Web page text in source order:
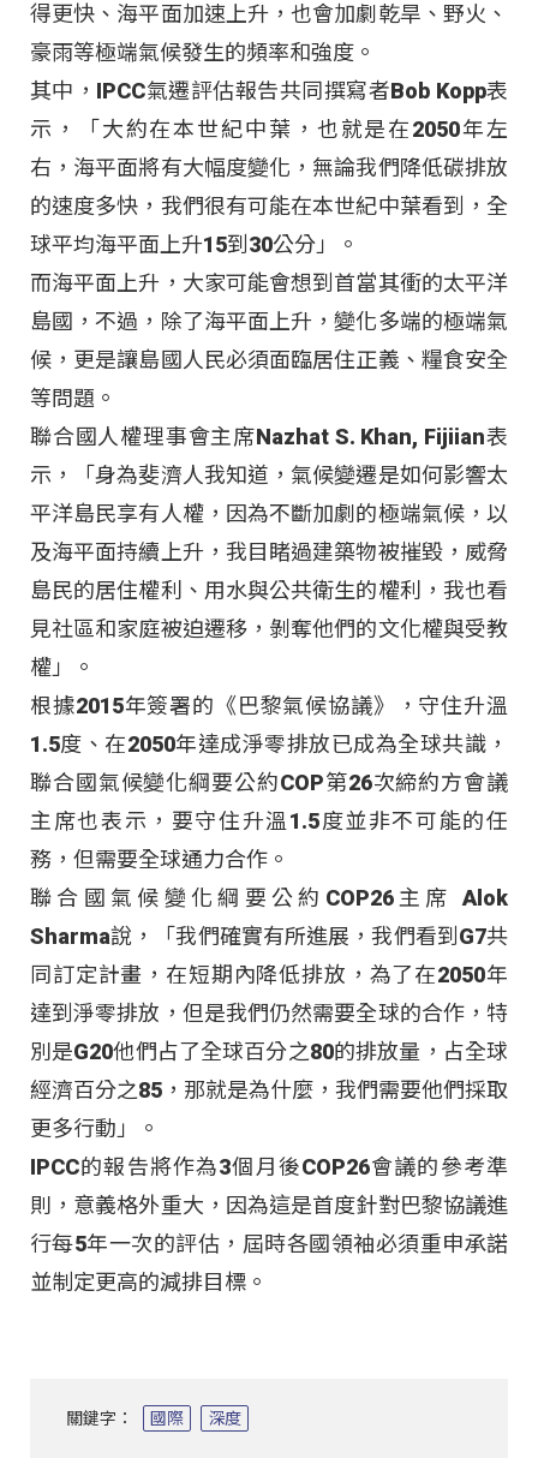
得更快、海平面加速上升，也會加劇乾旱、野火、
豪雨等極端氣候發生的頻率和強度。
其中，IPCC氣遷評估報告共同撰寫者Bob Kopp表
示，「大約在本世紀中葉，也就是在2050年左
右，海平面將有大幅度變化，無論我們降低碳排放
的速度多快，我們很有可能在本世紀中葉看到，全
球平均海平面上升15到30公分」。
而海平面上升，大家可能會想到首當其衝的太平洋
島國，不過，除了海平面上升，變化多端的極端氣
候，更是讓島國人民必須面臨居住正義、糧食安全
等問題。
聯合國人權理事會主席Nazhat S. Khan, Fijiian表
示，「身為斐濟人我知道，氣候變遷是如何影響太
平洋島民享有人權，因為不斷加劇的極端氣候，以
及海平面持續上升，我目睹過建築物被摧毀，威脅
島民的居住權利、用水與公共衛生的權利，我也看
見社區和家庭被迫遷移，剝奪他們的文化權與受教
權」。
根據2015年簽署的《巴黎氣候協議》，守住升溫
1.5度、在2050年達成淨零排放已成為全球共識，
聯合國氣候變化綱要公約COP第26次締約方會議
主席也表示，要守住升溫1.5度並非不可能的任
務，但需要全球通力合作。
聯合國氣候變化綱要公約COP26主席 Alok
Sharma說，「我們確實有所進展，我們看到G7共
同訂定計畫，在短期內降低排放，為了在2050年
達到淨零排放，但是我們仍然需要全球的合作，特
別是G20他們占了全球百分之80的排放量，占全球
經濟百分之85，那就是為什麼，我們需要他們採取
更多行動」。
IPCC的報告將作為3個月後COP26會議的參考準
則，意義格外重大，因為這是首度針對巴黎協議進
行每5年一次的評估，屆時各國領袖必須重申承諾
並制定更高的減排目標。
關鍵字： 國際 深度